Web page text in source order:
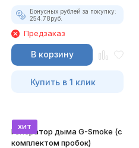
Бонусных рублей за покупку:
254.78руб.
Предзаказ
В корзину
Купить в 1 клик
хит
Генератор дыма G-Smoke (c
комплектом пробок)